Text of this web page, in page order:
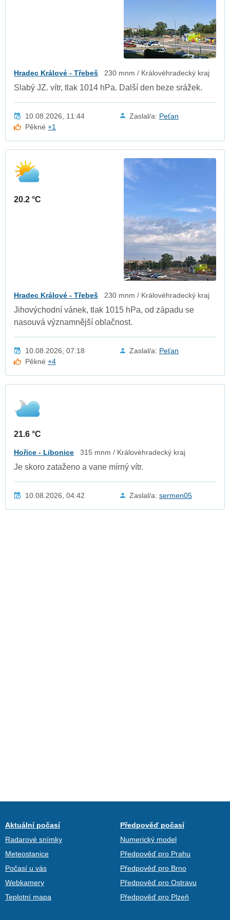
Hradec Králové - Třebeš 230 mnm / Královéhradecký kraj
Slabý JZ. vítr, tlak 1014 hPa. Další den beze srážek.
10.08.2026, 11:44 Zaslal/a: Peťan
Pěkné+1
20.2 °C
Hradec Králové - Třebeš 230 mnm / Královéhradecký kraj
Jihovýchodní vánek, tlak 1015 hPa, od západu se
nasouvá významnější oblačnost.
10.08.2026, 07:18 Zaslal/a: Peťan
Pěkné+4
21.6 °C
Hořice - Libonice 315 mnm / Královéhradecký kraj
Je skoro zataženo a vane mírný vítr.
10.08.2026, 04:42 Zaslal/a: sermen05
Aktuální počasí
Radarové snímky
Meteostanice
Počasí u vás
Webkamery
Teplotní mapa
Předpověď počasí
Numerický model
Předpověď pro Prahu
Předpověď pro Brno
Předpověď pro Ostravu
Předpověď pro Plzeň